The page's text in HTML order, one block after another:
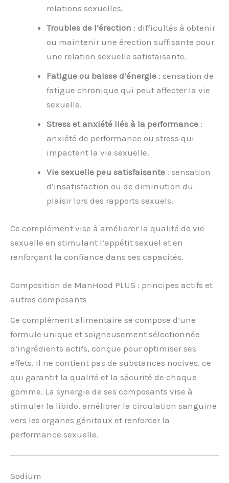
relations sexuelles.
Troubles de l’érection : difficultés à obtenir
ou maintenir une érection suffisante pour
une relation sexuelle satisfaisante.
Fatigue ou baisse d’énergie : sensation de
fatigue chronique qui peut affecter la vie
sexuelle.
Stress et anxiété liés à la performance :
anxiété de performance ou stress qui
impactent la vie sexuelle.
Vie sexuelle peu satisfaisante : sensation
d’insatisfaction ou de diminution du
plaisir lors des rapports sexuels.
Ce complément vise à améliorer la qualité de vie
sexuelle en stimulant l’appétit sexuel et en
renforçant la confiance dans ses capacités.
Composition de ManHood PLUS : principes actifs et
autres composants
Ce complément alimentaire se compose d’une
formule unique et soigneusement sélectionnée
d’ingrédients actifs, conçue pour optimiser ses
effets. Il ne contient pas de substances nocives, ce
qui garantit la qualité et la sécurité de chaque
gomme. La synergie de ses composants vise à
stimuler la libido, améliorer la circulation sanguine
vers les organes génitaux et renforcer la
performance sexuelle.
Sodium